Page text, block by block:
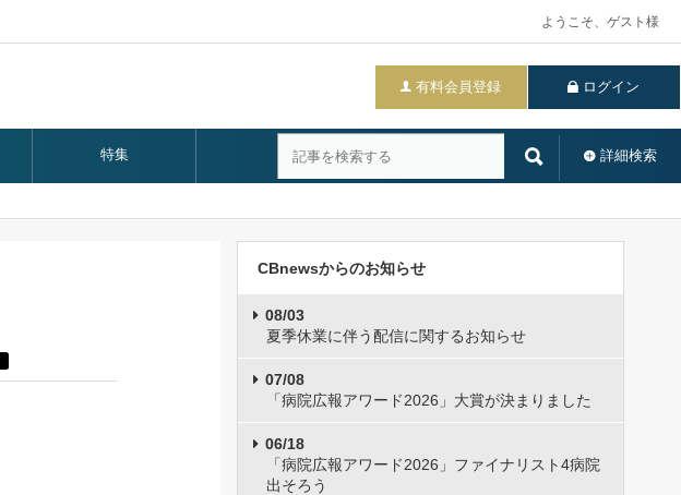
ようこそ、ゲスト様
有料会員登録 ログイン
詳細検索
特集
CBnewsからのお知らせ
08/03
夏季休業に伴う配信に関するお知らせ
07/08
「病院広報アワード2026」大賞が決まりました
06/18
「病院広報アワード2026」ファイナリスト4病院
出そろう